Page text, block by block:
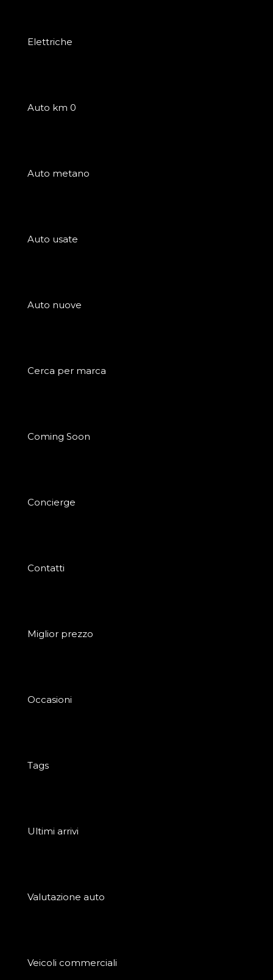
Elettriche
Auto km 0
Auto metano
Auto usate
Auto nuove
Cerca per marca
Coming Soon
Concierge
Contatti
Miglior prezzo
Occasioni
Tags
Ultimi arrivi
Valutazione auto
Veicoli commerciali